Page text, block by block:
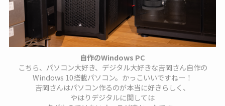
自作のWindows PC
こちら、パソコン大好き、デジタル大好きな吉岡さん自作の
Windows 10搭載パソコン。かっこいいですねー！
吉岡さんはパソコン作るのが本当に好きらしく、
やはりデジタルに関しては